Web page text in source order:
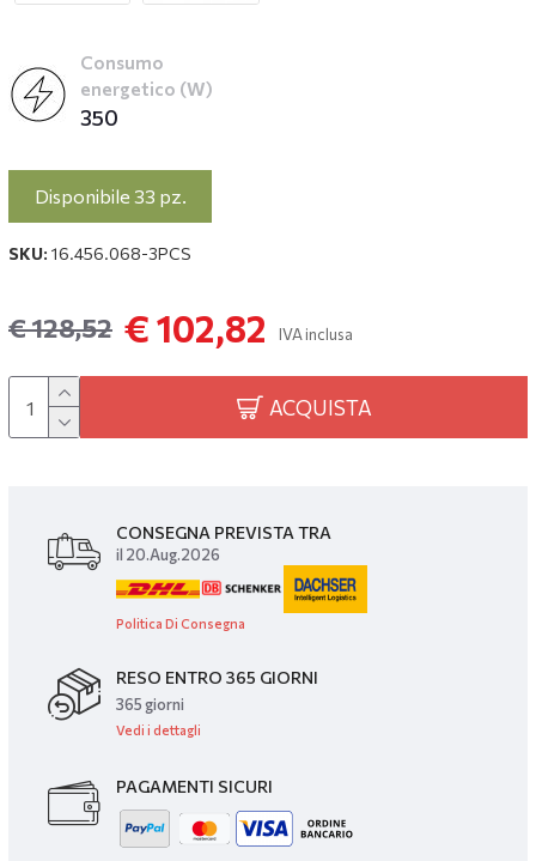
Consumo
energetico (W)
350
Disponibile 33 pz.
SKU: 16.456.068-3PCS
€ 102,82
€ 128,52 IVA inclusa
ACQUISTA
CONSEGNA PREVISTA TRA
il 20.Aug.2026
Politica Di Consegna
RESO ENTRO 365 GIORNI
365 giorni
Vedi i dettagli
PAGAMENTI SICURI